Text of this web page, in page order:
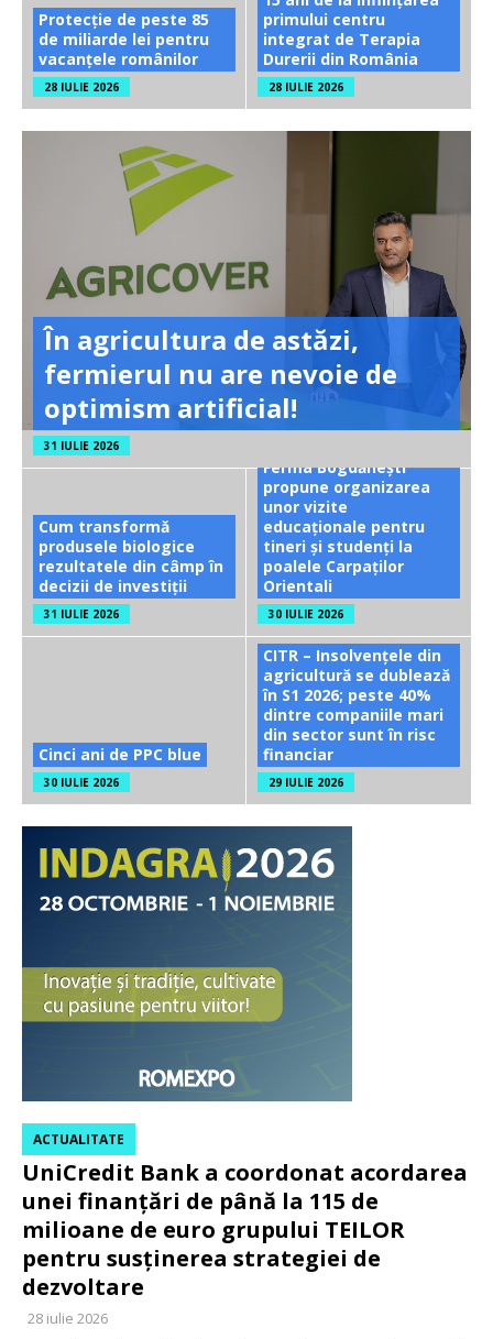
Protecție de peste 85
de miliarde lei pentru
vacanțele românilor
28 IULIE 2026
primului centru
integrat de Terapia
Durerii din România
28 IULIE 2026
În agricultura de astăzi,
fermierul nu are nevoie de
optimism artificial!
31 IULIE 2026
Cum transformă
produsele biologice
rezultatele din câmp în
decizii de investiții
31 IULIE 2026
Ferma Bogdănești
propune organizarea
unor vizite
educaționale pentru
tineri și studenți la
poalele Carpaților
Orientali
30 IULIE 2026
Cinci ani de PPC blue
30 IULIE 2026
CITR – Insolvențele din
agricultură se dublează
în S1 2026; peste 40%
dintre companiile mari
din sector sunt în risc
financiar
29 IULIE 2026
UniCredit Bank a coordonat acordarea
unei finanțări de până la 115 de
milioane de euro grupului TEILOR
pentru susținerea strategiei de
dezvoltare
ACTUALITATE
28 iulie 2026